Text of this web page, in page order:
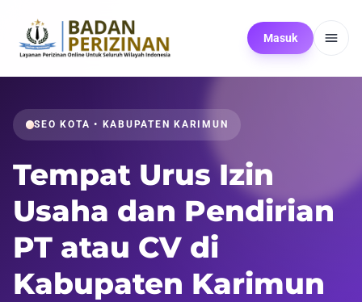
Masuk
SEO KOTA • KABUPATEN KARIMUN
Tempat Urus Izin
Usaha dan Pendirian
PT atau CV di
Kabupaten Karimun